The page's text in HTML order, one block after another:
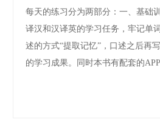
每天的练习分为两部分：一、基础
译汉和汉译英的学习任务，牢记单
述的方式“提取记忆”，口述之后再
的学习成果。同时本书有配套的